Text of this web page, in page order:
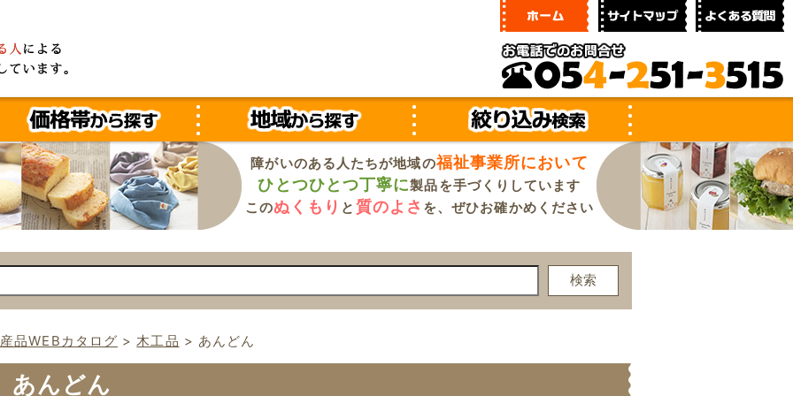
障がいのある人たちが地域の福祉事業所において
ひとつひとつ丁寧に製品を手づくりしています
このぬくもり と 質のよさ を、ぜひお確かめください
検索
品WEBカタログ >木工品 > あんどん
あんどん